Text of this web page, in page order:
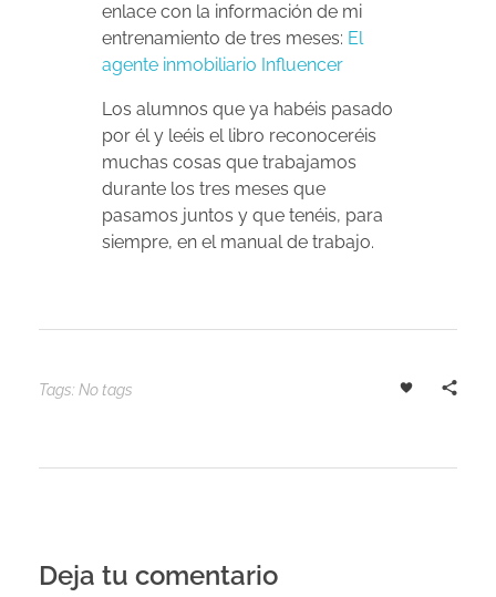
enlace con la información de mi
entrenamiento de tres meses: El
agente inmobiliario Influencer
Los alumnos que ya habéis pasado
por él y leéis el libro reconoceréis
muchas cosas que trabajamos
durante los tres meses que
pasamos juntos y que tenéis, para
siempre, en el manual de trabajo.
Tags: No tags
Deja tu comentario